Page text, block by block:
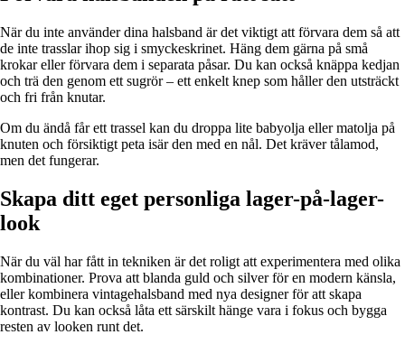
När du inte använder dina halsband är det viktigt att förvara dem så att
de inte trasslar ihop sig i smyckeskrinet. Häng dem gärna på små
krokar eller förvara dem i separata påsar. Du kan också knäppa kedjan
och trä den genom ett sugrör – ett enkelt knep som håller den utsträckt
och fri från knutar.
Om du ändå får ett trassel kan du droppa lite babyolja eller matolja på
knuten och försiktigt peta isär den med en nål. Det kräver tålamod,
men det fungerar.
Skapa ditt eget personliga lager-på-lager-
look
När du väl har fått in tekniken är det roligt att experimentera med olika
kombinationer. Prova att blanda guld och silver för en modern känsla,
eller kombinera vintagehalsband med nya designer för att skapa
kontrast. Du kan också låta ett särskilt hänge vara i fokus och bygga
resten av looken runt det.